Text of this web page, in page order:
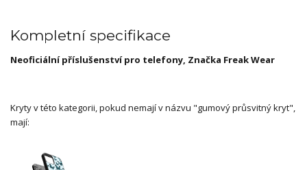
Kompletní specifikace
Neoficiální příslušenství pro telefony, Značka Freak Wear
Kryty v této kategorii, pokud nemají v názvu "gumový průsvitný kryt",
mají: